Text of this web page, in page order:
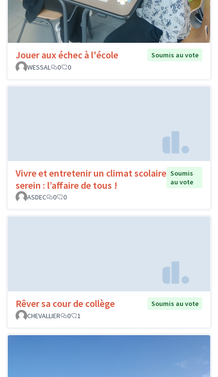
Jouer aux échec à l'école
Soumis au vote
WESSAL
0 0
Vivre et entretenir un climat scolaire
serein : l’affaire de tous !
Soumis
au vote
ASDEC
0 0
Rêver sa cour de collège
Soumis au vote
CHEVALLIER
0 1